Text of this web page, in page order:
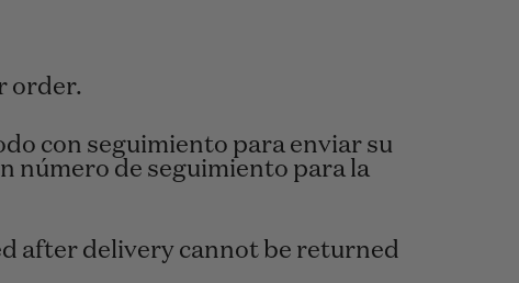
order.
con seguimiento para enviar su
número de seguimiento para la
after delivery cannot be returned